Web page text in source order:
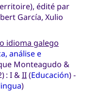
édité par
García, Xulio
idioma galego
análise e
Monteagudo &
: I &II(Educación) -
)